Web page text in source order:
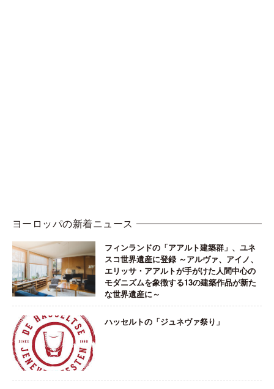
ヨーロッパの新着ニュース
フィンランドの「アアルト建築群」、ユネ
スコ世界遺産に登録 ～アルヴァ、アイノ、
エリッサ・アアルトが手がけた人間中心の
モダニズムを象徴する13の建築作品が新た
な世界遺産に～
ハッセルトの「ジュネヴァ祭り」